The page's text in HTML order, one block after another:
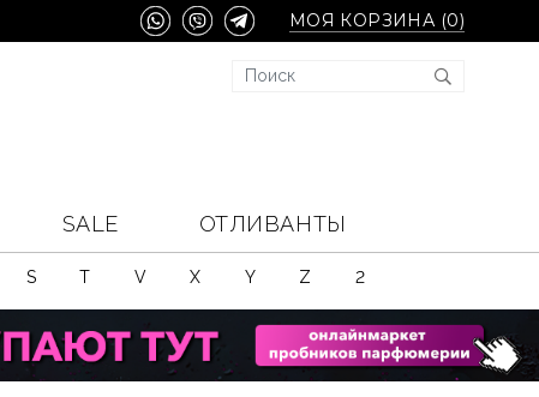
МОЯ КОРЗИНА (0)
SALE ОТЛИВАНТЫ
S T V X Y Z 2